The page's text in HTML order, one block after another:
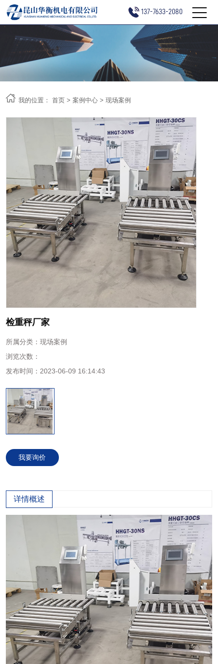
137-7633-2080
我的位置：首页 >案例中心 >现场案例
检重秤厂家
所属分类： 现场案例
浏览次数：
发布时间： 2023-06-09 16:14:43
我要询价
详情概述